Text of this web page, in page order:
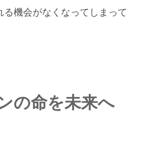
る機会がなくなってしまって
の命を未来へ